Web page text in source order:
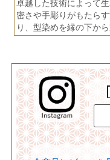
卓越した技術によって
密さや手彫りがもたら
り、型染めを縁の下か